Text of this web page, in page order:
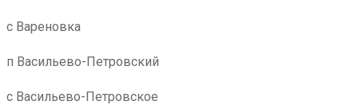
с Вареновка
п Васильево-Петровский
с Васильево-Петровское